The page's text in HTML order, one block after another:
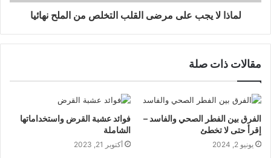
لماذا لا يجب على مرضى القلب التخلص من الملح نهائيا
مقالات ذات صلة
الفرق بين الفطر الصحي والفاسد –
إقرأ حتى لا تخطئ
يونيو 2, 2024
فوائد عشبة القرض واستخداماتها
الشاملة
أكتوبر 21, 2023